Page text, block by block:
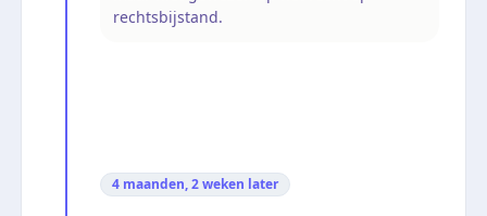
rechtsbijstand.
4 maanden, 2 weken later